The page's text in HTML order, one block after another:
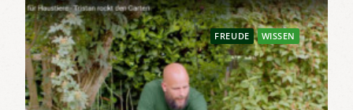
FREUDE WISSEN